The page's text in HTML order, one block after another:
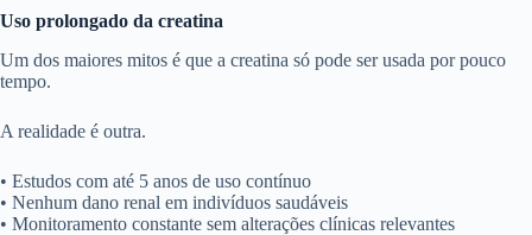
Uso prolongado da creatina
Um dos maiores mitos é que a creatina só pode ser usada por pouco
tempo.
A realidade é outra.
• Estudos com até 5 anos de uso contínuo
• Nenhum dano renal em indivíduos saudáveis
• Monitoramento constante sem alterações clínicas relevantes